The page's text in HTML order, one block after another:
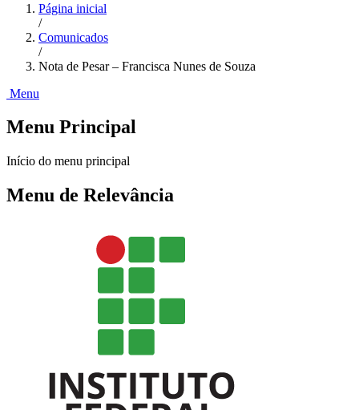
Página inicial
/
Comunicados
/
Nota de Pesar – Francisca Nunes de Souza
Menu
Menu Principal
Início do menu principal
Menu de Relevância